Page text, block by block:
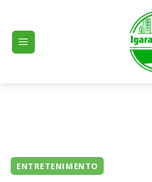
content
ENTRETENIMENTO